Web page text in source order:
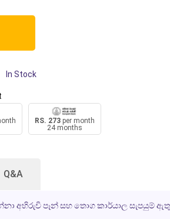
In Stock
RS. 273per month
24 months
Q&A
අභිරුචි පෑන් සහ තොග කාර්යාල සැපයුම්